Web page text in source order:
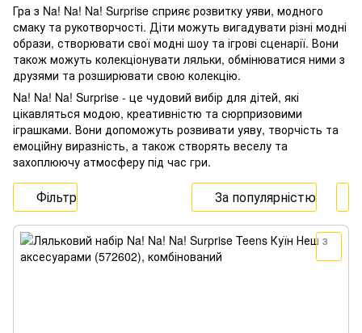
Гра з Na! Na! Na! Surprise сприяє розвитку уяви, модного
смаку та рукотворчості. Діти можуть вигадувати різні модні
образи, створювати свої модні шоу та ігрові сценарії. Вони
також можуть колекціонувати ляльки, обмінюватися ними з
друзями та розширювати свою колекцію.
Na! Na! Na! Surprise - це чудовий вибір для дітей, які
цікавляться модою, креативністю та сюрпризовими
іграшками. Вони допоможуть розвивати уяву, творчість та
емоційну виразність, а також створять веселу та
захоплюючу атмосферу під час гри.
Фільтр За популярністю